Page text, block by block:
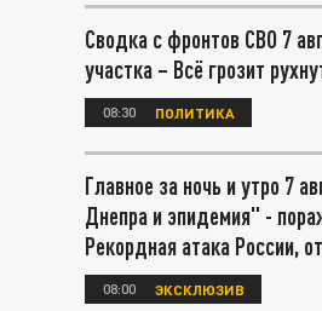
Сводка с фронтов СВО 7
участка – Всё грозит
08:30 ПОЛИТИКА
Главное за ночь и утро 7
Днепра и эпидемия" -
Рекордная атака России,
08:00 ЭКСКЛЮЗИВ